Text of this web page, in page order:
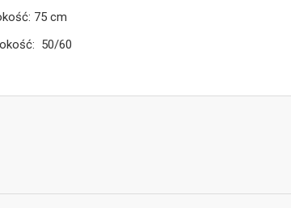
75 cm
50/60